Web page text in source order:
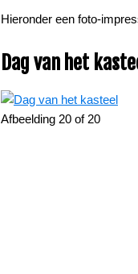
Hieronder een foto-
Dag van het
Afbeelding 20 of 20